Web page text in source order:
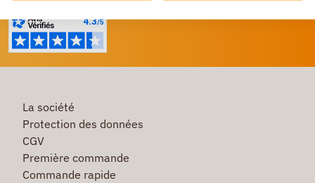
La société
Protection des données
CGV
Première commande
Commande rapide